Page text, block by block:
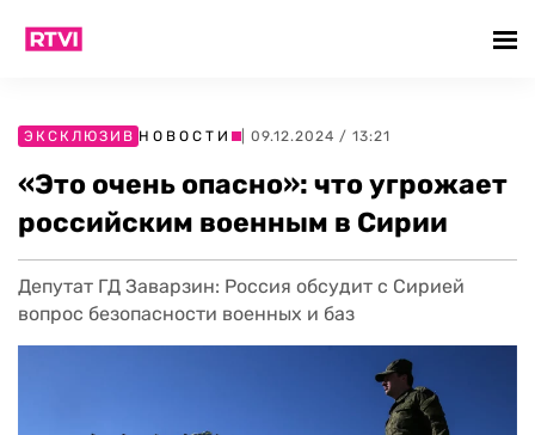
ЭКСКЛЮЗИВ НОВОСТИ | 09.12.2024 / 13:21
«Это очень опасно»: что угрожает
российским военным в Сирии
Депутат ГД Заварзин: Россия обсудит с Сирией
вопрос безопасности военных и баз